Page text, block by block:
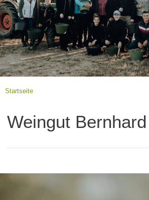
Buchen & Service
Startseite
Weingut Bernhard